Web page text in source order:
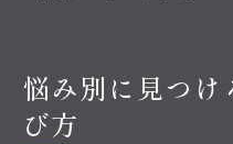
悩み別に見つ
び方